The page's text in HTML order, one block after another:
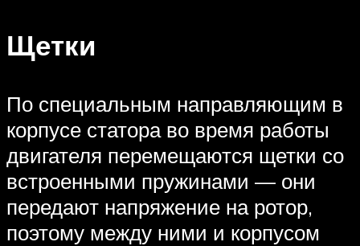
Щетки
По специальным направляющим в
корпусе статора во время работы
двигателя перемещаются щетки со
встроенными пружинами — они
передают напряжение на ротор,
поэтому между ними и корпусом